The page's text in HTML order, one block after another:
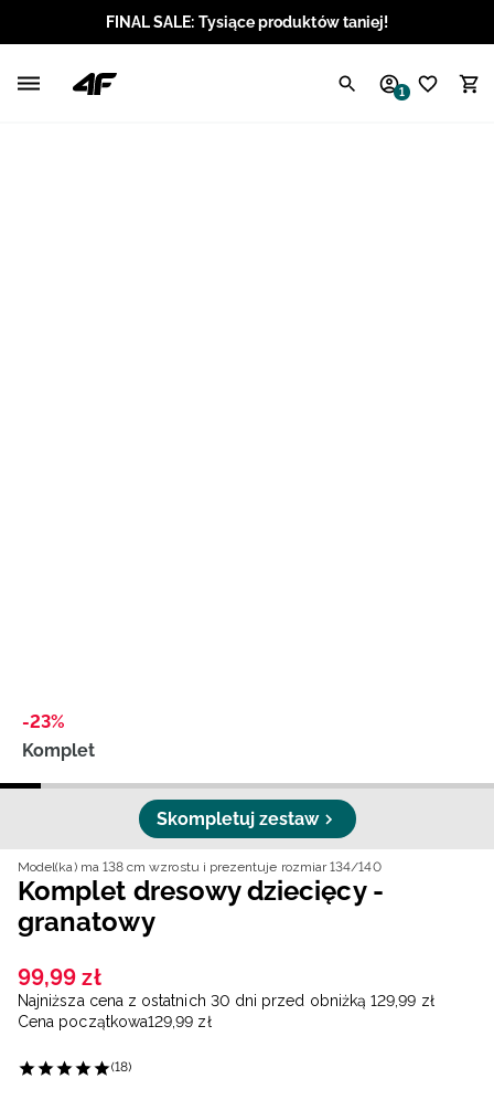
FINAL SALE: Tysiące produktów taniej!
1
-23%
Komplet
Skompletuj zestaw
Model(ka) ma 138 cm wzrostu i prezentuje rozmiar 134/140
Komplet dresowy dziecięcy -
granatowy
99,99 zł
Najniższa cena z ostatnich 30 dni przed obniżką 129,99 zł
Cena początkowa129,99 zł
(18)